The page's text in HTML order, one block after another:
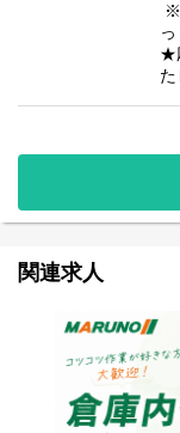
※
★
た
関連求人